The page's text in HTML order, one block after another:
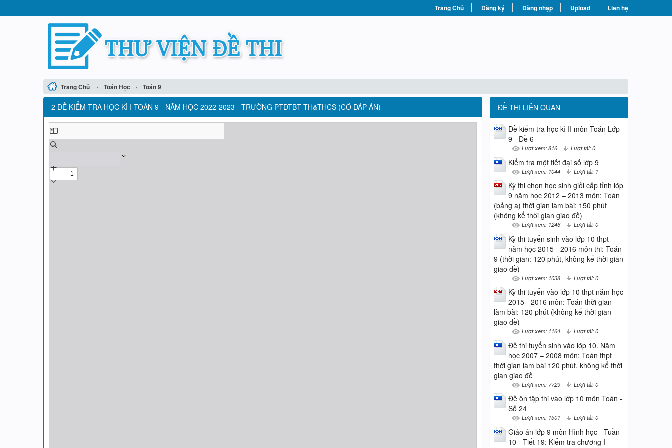
Trang Chủ Đăng ký Đăng nhập Upload Liên hệ
Trang Chủ › Toán Học › Toán 9
2 ĐỀ KIỂM TRA HỌC KÌ I TOÁN 9 - NĂM HỌC 2022-2023 - TRƯỜNG PTDTBT TH&THCS (CÓ ĐÁP ÁN) ĐỀ THI LIÊN QUAN
Đề kiểm tra học kì II môn Toán Lớp
9 - Đề 6
Lượt xem: 816 Lượt tải: 0
Kiểm tra một tiết đại số lớp 9
Lượt xem: 1044 Lượt tải: 1
Kỳ thi chọn học sinh giỏi cấp tỉnh lớp
9 năm học 2012 – 2013 môn: Toán
(bảng a) thời gian làm bài: 150 phút
(không kể thời gian giao đề)
Lượt xem: 1246 Lượt tải: 0
Kỳ thi tuyển sinh vào lớp 10 thpt
năm học 2015 - 2016 môn thi: Toán
9 (thời gian: 120 phút, không kể thời gian
giao đề)
Lượt xem: 1038 Lượt tải: 0
Kỳ thi tuyển vào lớp 10 thpt năm học
2015 - 2016 môn: Toán thời gian
làm bài: 120 phút (không kể thời gian
giao đề)
Lượt xem: 1164 Lượt tải: 0
Đề thi tuyển sinh vào lớp 10. Năm
học 2007 – 2008 môn: Toán thpt
thời gian làm bài 120 phút, không kể thời
gian giao đề
Lượt xem: 7729 Lượt tải: 0
Đề ôn tập thi vào lớp 10 môn Toán -
Số 24
Lượt xem: 1501 Lượt tải: 0
Giáo án lớp 9 môn Hình học - Tuần
10 - Tiết 19: Kiểm tra chương I